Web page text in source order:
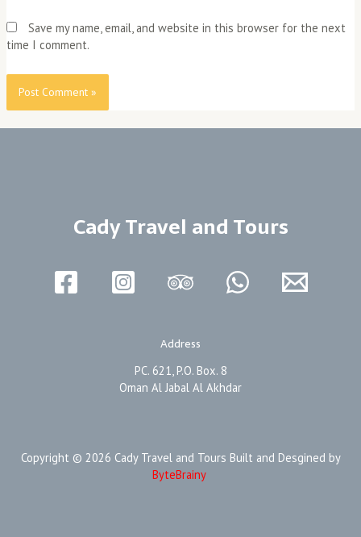
Save my name, email, and website in this browser for the next
time I comment.
Cady Travel and Tours
Address
PC. 621, P.O. Box. 8
Oman Al Jabal Al Akhdar
Copyright © 2026 Cady Travel and Tours Built and Desgined by
ByteBrainy